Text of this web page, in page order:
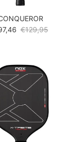
Reguliere prijs
€129,95